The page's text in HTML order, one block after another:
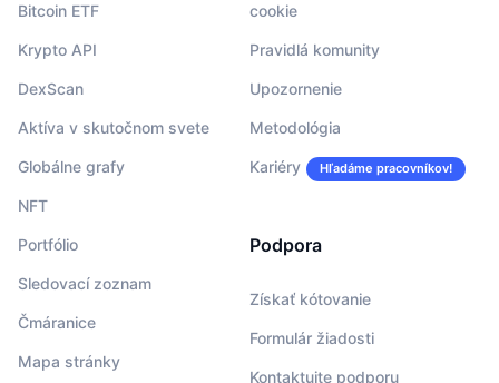
Bitcoin ETF
Krypto API
DexScan
Aktíva v skutočnom svete
Globálne grafy
NFT
Portfólio
Sledovací zoznam
Čmáranice
Mapa stránky
cookie
Pravidlá komunity
Upozornenie
Metodológia
Kariéry Hľadáme pracovníkov!
Podpora
Získať kótovanie
Formulár žiadosti
Kontaktujte podporu